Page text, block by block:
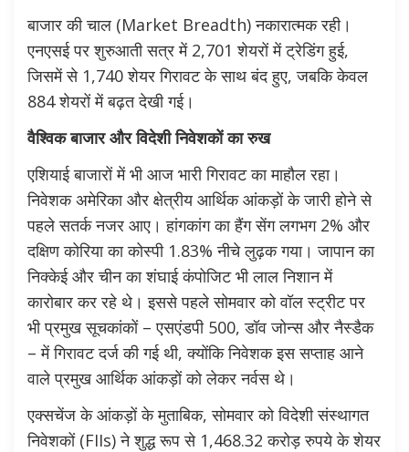
बाजार की चाल (Market Breadth) नकारात्मक रही।
एनएसई पर शुरुआती सत्र में 2,701 शेयरों में ट्रेडिंग हुई,
जिसमें से 1,740 शेयर गिरावट के साथ बंद हुए, जबकि केवल
884 शेयरों में बढ़त देखी गई।
वैश्विक बाजार और विदेशी निवेशकों का रुख
एशियाई बाजारों में भी आज भारी गिरावट का माहौल रहा।
निवेशक अमेरिका और क्षेत्रीय आर्थिक आंकड़ों के जारी होने से
पहले सतर्क नजर आए। हांगकांग का हैंग सेंग लगभग 2% और
दक्षिण कोरिया का कोस्पी 1.83% नीचे लुढ़क गया। जापान का
निक्केई और चीन का शंघाई कंपोजिट भी लाल निशान में
कारोबार कर रहे थे। इससे पहले सोमवार को वॉल स्ट्रीट पर
भी प्रमुख सूचकांकों – एसएंडपी 500, डॉव जोन्स और नैस्डैक
– में गिरावट दर्ज की गई थी, क्योंकि निवेशक इस सप्ताह आने
वाले प्रमुख आर्थिक आंकड़ों को लेकर नर्वस थे।
एक्सचेंज के आंकड़ों के मुताबिक, सोमवार को विदेशी संस्थागत
निवेशकों (FIIs) ने शुद्ध रूप से 1,468.32 करोड़ रुपये के शेयर